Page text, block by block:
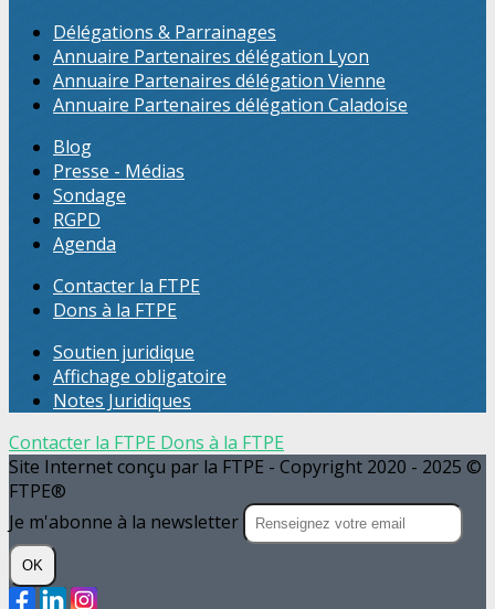
Délégations & Parrainages
Annuaire Partenaires délégation Lyon
Annuaire Partenaires délégation Vienne
Annuaire Partenaires délégation Caladoise
Blog
Presse - Médias
Sondage
RGPD
Agenda
Contacter la FTPE
Dons à la FTPE
Soutien juridique
Affichage obligatoire
Notes Juridiques
Contacter la FTPE Dons à la FTPE
Site Internet conçu par la FTPE - Copyright 2020 - 2025 ©
FTPE®
Je m'abonne à la newsletter
OK